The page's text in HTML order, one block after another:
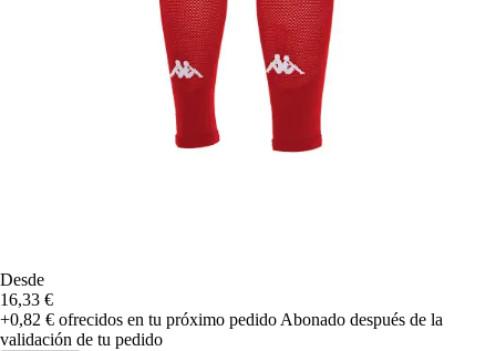
Desde
16,33 €
+0,82 € ofrecidos en tu próximo pedido Abonado después de la
validación de tu pedido